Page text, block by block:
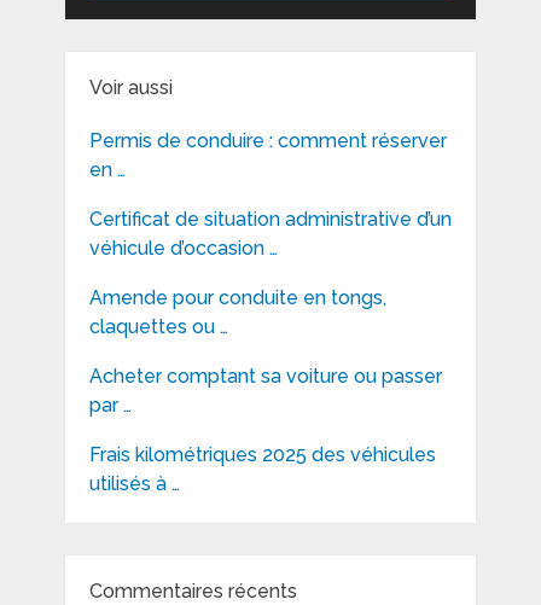
Voir aussi
Permis de conduire : comment réserver
en …
Certificat de situation administrative d’un
véhicule d’occasion …
Amende pour conduite en tongs,
claquettes ou …
Acheter comptant sa voiture ou passer
par …
Frais kilométriques 2025 des véhicules
utilisés à …
Commentaires récents